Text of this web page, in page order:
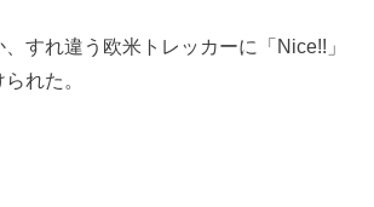
すれ違う欧米トレッカーに「Nice!!」
れた。